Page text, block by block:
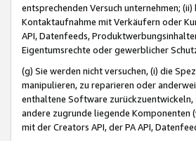
entsprechenden Versuch unternehmen;
Kontaktaufnahme mit Verkäufern oder
API, Datenfeeds,
Eigentumsrechte oder gewerblicher
(g) Sie werden nicht versuchen, (i) die
manipulieren, zu reparieren oder
enthaltene Software zurückzuentwickeln,
andere zugrunde liegende
mit der Creators API, der PA API,